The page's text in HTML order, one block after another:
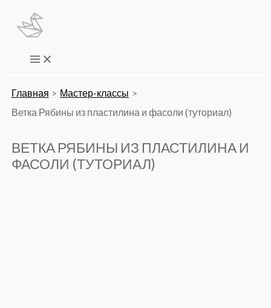
Перейти
содержимому
Main
Menu
Главная
Мастер-классы
Ветка Рябины из пластилина и фасоли (туториал)
ВЕТКА РЯБИНЫ ИЗ ПЛАСТИЛИНА И
ФАСОЛИ (ТУТОРИАЛ)